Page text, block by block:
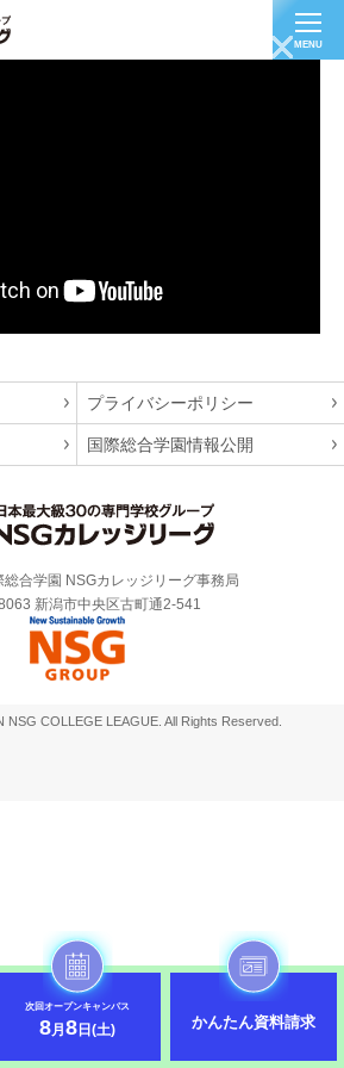
MENU
次回オープンキャンパス
8月 8日(土) かんたん資料請求
プライバシーポリシー
国際総合学園情報公開
総合学園 NSGカレッジリーグ事務局
新潟市中央区古町通2-541
NSG COLLEGE LEAGUE. All Rights Reserved.